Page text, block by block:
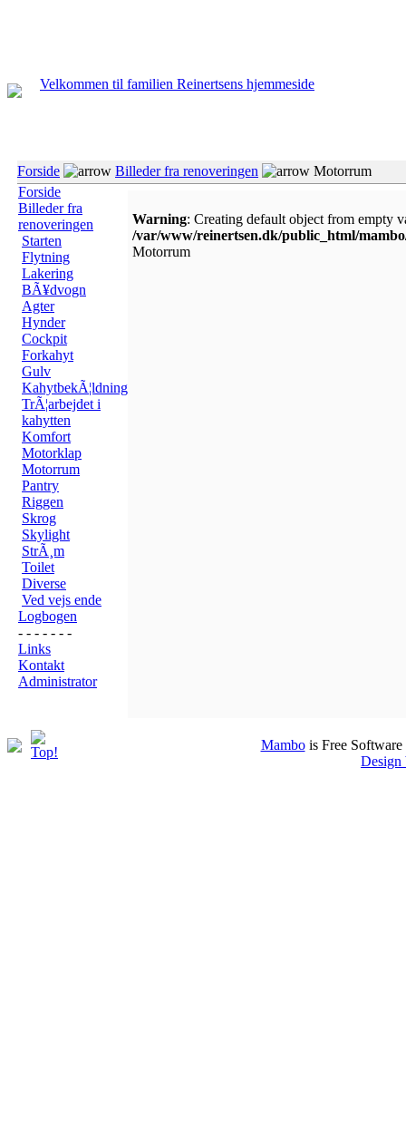
Velkommen til familien Reinertsens hjemmeside
Forside Billeder fra renoveringen
Motorrum
Forside
Billeder fra
renoveringen
Starten
Flytning
Lakering
BÃ¥dvogn
Agter
Hynder
Cockpit
Forkahyt
Gulv
KahytbekÃ¦ldning
TrÃ¦arbejdet i
kahytten
Komfort
Motorklap
Motorrum
Pantry
Riggen
Skrog
Skylight
StrÃ¸m
Toilet
Diverse
Ved vejs ende
Logbogen
- - - - - - -
Links
Kontakt
Administrator
Warning: Creating default object from empty
/var/www/reinertsen.dk/public_html/
Motorrum
Mambois Free Software
Design